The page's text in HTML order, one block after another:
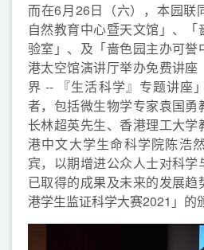
而在6月26日（六），本园联
自然教育中心暨天文馆」、
验室」、及「啬色园主办可誉
港太空馆演讲厅举办免费讲
界 -- 『生活科学』专题讲座
者，包括微生物学专家袁国勇
长林超英先生、香港理工大
港中文大学生命科学院陈浩
宾，以期增进公众人士对科
已取得的成果及未来的发展
港学生监证科学大赛2021」的